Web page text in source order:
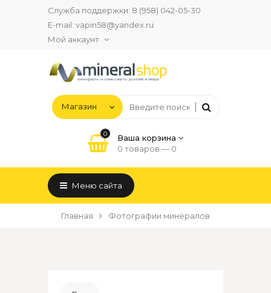
Служба поддержки: 8 (958) 042-05-30
E-mail: vapin58@yandex.ru
Мой аккаунт
0
Ваша корзина
0 товаров — 0
Меню сайта
Главная Фотографии минералов